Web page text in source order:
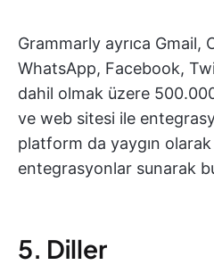
Grammarly ayrıca Gmail,
WhatsApp, Facebook,
dahil olmak üzere
ve web sitesi ile
platform da yaygın olarak
entegrasyonlar sunarak
5. Diller